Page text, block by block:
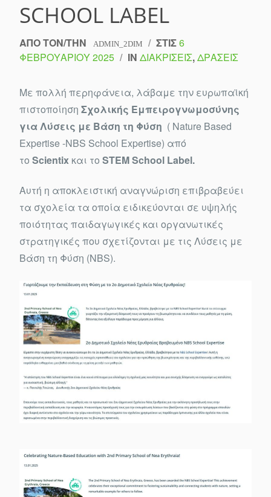
SCHOOL LABEL
ΑΠΌ ΤΟΝ/ΤΗΝ ADMIN_2DIM / ΣΤΙΣ6
ΦΕΒΡΟΥΑΡΊΟΥ 2025 / IN ΔΙΑΚΡΊΣΕΙΣ,ΔΡΆΣΕΙΣ
Με πολλή περηφάνεια, λάβαμε την ευρωπαϊκή
πιστοποίηση Σχολικής Εμπειρογνωμοσύνης
για Λύσεις με Βάση τη Φύση ( Nature Based
Expertise -NBS School Expertise) από
το Scientix και το STEM School Label.
Αυτή η αποκλειστική αναγνώριση επιβραβεύει
τα σχολεία τα οποία ειδικεύονται σε υψηλής
ποιότητας παιδαγωγικές και οργανωτικές
στρατηγικές που σχετίζονται με τις Λύσεις με
Βάση τη Φύση (NBS).